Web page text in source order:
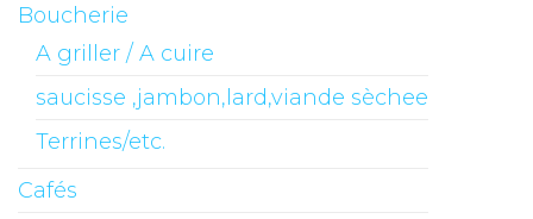
Boucherie
A griller / A cuire
saucisse ,jambon,lard,viande sèchee
Terrines/etc.
Cafés